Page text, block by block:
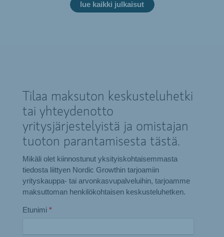
lue kaikki julkaisut
Tilaa maksuton keskusteluhetki
tai yhteydenotto
yritysjärjestelyistä ja omistajan
tuoton parantamisesta tästä.
Mikäli olet kiinnostunut yksityiskohtaisemmasta
tiedosta liittyen Nordic Growthin tarjoamiin
yrityskauppa- tai arvonkasvupalveluihin, tarjoamme
maksuttoman henkilökohtaisen keskusteluhetken.
Etunimi *